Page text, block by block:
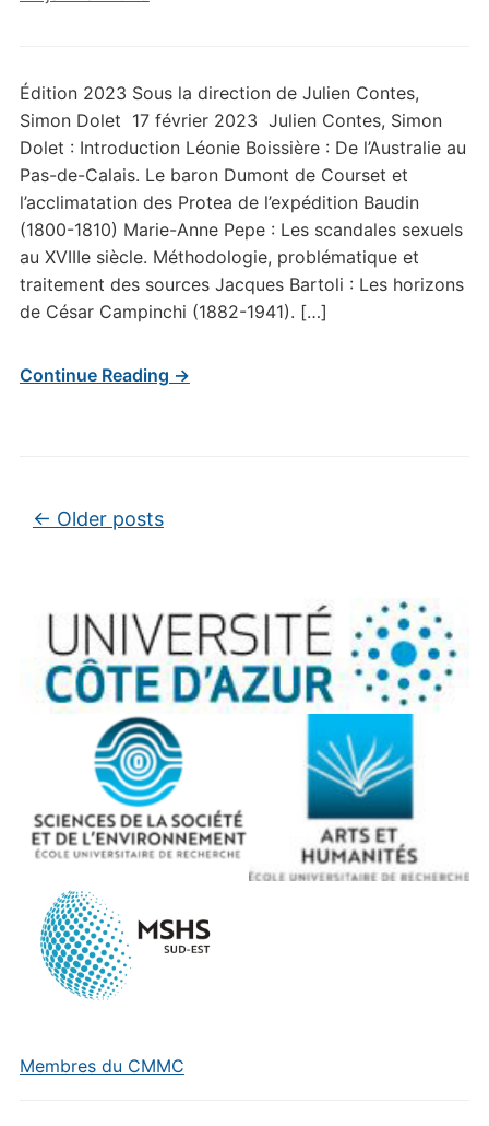
Membres du CMMC
Édition 2023 Sous la direction de Julien Contes,
Simon Dolet 17 février 2023 Julien Contes, Simon
Dolet : Introduction Léonie Boissière : De l’Australie au
Pas-de-Calais. Le baron Dumont de Courset et
l’acclimatation des Protea de l’expédition Baudin
(1800-1810) Marie-Anne Pepe : Les scandales sexuels
au XVIIIe siècle. Méthodologie, problématique et
traitement des sources Jacques Bartoli : Les horizons
de César Campinchi (1882-1941). […]
Continue Reading →
Post navigation
← Older posts